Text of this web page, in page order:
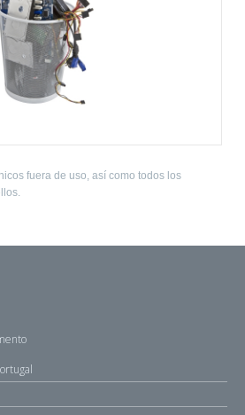
fuera de uso, así como todos los